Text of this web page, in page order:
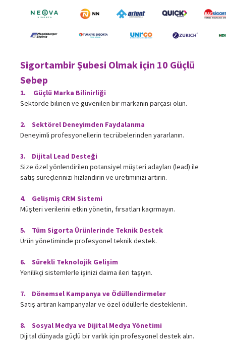
Sigortambir Şubesi Olmak için 10 Güçlü
Sebep
1. Güçlü Marka Bilinirliği
Sektörde bilinen ve güvenilen bir markanın parçası olun.
2. Sektörel Deneyimden Faydalanma
Deneyimli profesyonellerin tecrübelerinden yararlanın.
3. Dijital Lead Desteği
Size özel yönlendirilen potansiyel müşteri adayları (lead) ile
satış süreçlerinizi hızlandırın ve üretiminizi artırın.
4. Gelişmiş CRM Sistemi
Müşteri verilerini etkin yönetin, fırsatları kaçırmayın.
5. Tüm Sigorta Ürünlerinde Teknik Destek
Ürün yönetiminde profesyonel teknik destek.
6. Sürekli Teknolojik Gelişim
Yenilikçi sistemlerle işinizi daima ileri taşıyın.
7. Dönemsel Kampanya ve Ödüllendirmeler
Satış artıran kampanyalar ve özel ödüllerle desteklenin.
8. Sosyal Medya ve Dijital Medya Yönetimi
Dijital dünyada güçlü bir varlık için profesyonel destek alın.